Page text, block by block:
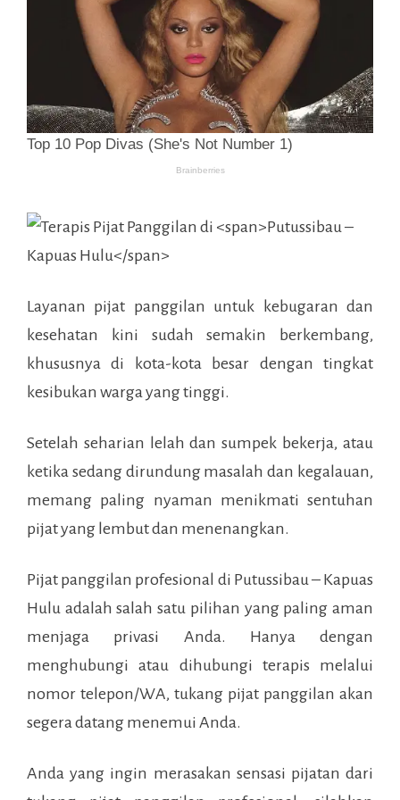
Layanan pijat panggilan untuk kebugaran dan
kesehatan kini sudah semakin berkembang,
khususnya di kota-kota besar dengan tingkat
kesibukan warga yang tinggi.
Setelah seharian lelah dan sumpek bekerja, atau
ketika sedang dirundung masalah dan kegalauan,
memang paling nyaman menikmati sentuhan
pijat yang lembut dan menenangkan.
Pijat panggilan profesional di Putussibau – Kapuas
Hulu adalah salah satu pilihan yang paling aman
menjaga privasi Anda. Hanya dengan
menghubungi atau dihubungi terapis melalui
nomor telepon/WA, tukang pijat panggilan akan
segera datang menemui Anda.
Anda yang ingin merasakan sensasi pijatan dari